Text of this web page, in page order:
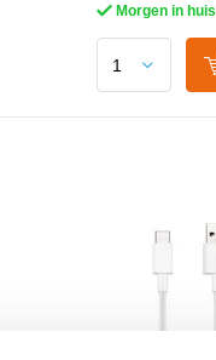
Morgen in huis